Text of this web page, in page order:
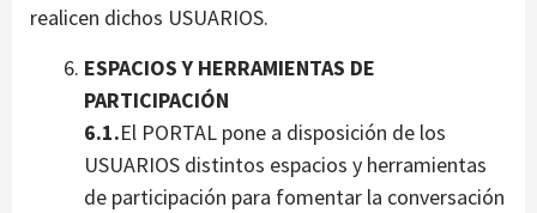
realicen dichos USUARIOS.
ESPACIOS Y HERRAMIENTAS DE
PARTICIPACIÓN
6.1.El PORTAL pone a disposición de los
USUARIOS distintos espacios y herramientas
de participación para fomentar la conversación